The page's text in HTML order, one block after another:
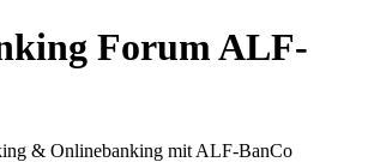
Forum ALF-
& Onlinebanking mit ALF-BanCo